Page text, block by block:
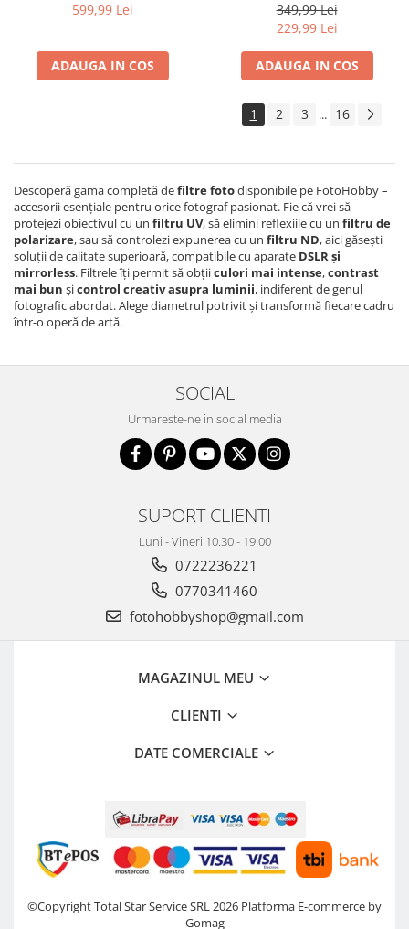
Aparate foto de colectie reflex,
format 24x36mm
Biobiective
Aparate foto de colectie , Stereo
Aparate foto de colectie -
Miniaturi
Accesorii pt. aparate foto de
colectie
Aparate foto SECOND HAND
Aparate foto Mirrorless (SH)
Aparate foto SLR (pe film) (SH)
Aparate Foto Compacte (SH)
Obiective foto SECOND HAND
Obiective foto Mirrorless (SH)
Obiective foto DSLR (SH)
Blitz-uri studio , SECOND HAND
Video - Convertoare pe filet
Adaptoare pentru compacte
599,99 Lei
ADAUGA IN COS
349,99 Lei
229,99 Lei
ADAUGA IN COS
1 2 3 ... 16
Descoperă gama completă defiltre fotodisponibile pe FotoHobby –
accesorii esențiale pentru orice fotograf pasionat. Fie că vrei să
protejezi obiectivul cu un filtru UV, să elimini reflexiile cu un filtru de
polarizare, sau să controlezi expunerea cu un filtru ND, aici găsești
soluții de calitate superioară, compatibile cu aparate DSLR și
mirrorless. Filtrele îți permit să obțiiculori mai intense,contrast
mai bun șicontrol creativ asupra luminii, indiferent de genul
fotografic abordat. Alege diametrul potrivit și transformă fiecare cadru
într-o operă de artă.
SOCIAL
Urmareste-ne in social media
SUPORT CLIENTI
Luni - Vineri 10.30 - 19.00
0722236221
0770341460
fotohobbyshop@gmail.com
MAGAZINUL MEU
CLIENTI
DATE COMERCIALE
©Copyright Total Star Service SRL 2026 Platforma E-commerce by
Gomag